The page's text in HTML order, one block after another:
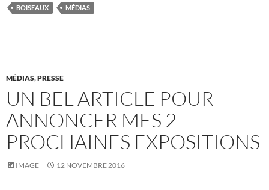
BOISEAUX MÉDIAS
MÉDIAS,PRESSE
UN BEL ARTICLE POUR
ANNONCER MES 2
PROCHAINES EXPOSITIONS
IMAGE 12 NOVEMBRE 2016